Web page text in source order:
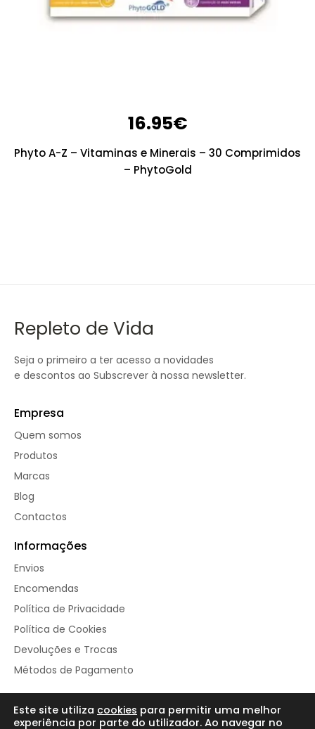
16.95€
Phyto A-Z – Vitaminas e Minerais – 30 Comprimidos
– PhytoGold
Repleto de Vida
Seja o primeiro a ter acesso a novidades
e descontos ao Subscrever à nossa newsletter.
Empresa
Quem somos
Produtos
Marcas
Blog
Contactos
Informações
Envios
Encomendas
Política de Privacidade
Política de Cookies
Devoluções e Trocas
Métodos de Pagamento
© Repleto de Vida 2025
Este site utiliza cookies para permitir uma melhor
experiência por parte do utilizador. Ao navegar no